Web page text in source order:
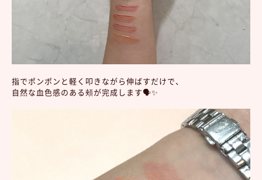
指でポンポンと軽く叩きながら伸ばすだけで、
自然な血色感のある頰が完成します🗣✨